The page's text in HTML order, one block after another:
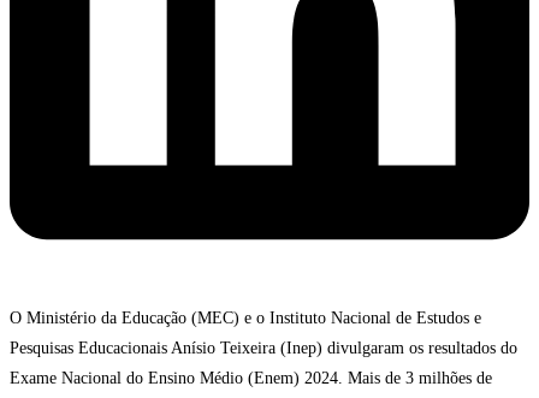
O Ministério da Educação (MEC) e o Instituto Nacional de Estudos e
Pesquisas Educacionais Anísio Teixeira (Inep) divulgaram os resultados do
Exame Nacional do Ensino Médio (Enem) 2024. Mais de 3 milhões de